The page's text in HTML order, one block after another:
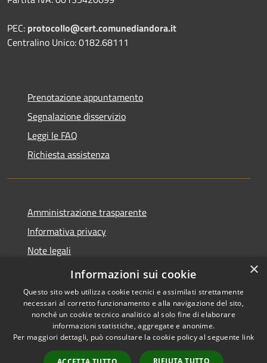
PEC: protocollo@cert.comunediandora.it
Centralino Unico: 0182.68111
Prenotazione appuntamento
Segnalazione disservizio
Leggi le FAQ
Richiesta assistenza
Amministrazione trasparente
Informativa privacy
Note legali
Dichiarazione di accessibilità
Accessibilità
Copyright © 2026 • Comune di
Andora • Powered by
Municipium• Accesso
×
Informazioni sui cookie
Questo sito web utilizza cookie tecnici e assimilati strettamente
necessari al corretto funzionamento e alla navigazione del sito,
nonché un cookie tecnico analitico al solo fine di elaborare
informazioni statistiche, aggregate e anonime.
Per maggiori dettagli, può consultare la cookie policy al seguente link
RIFIUTA TUTTO